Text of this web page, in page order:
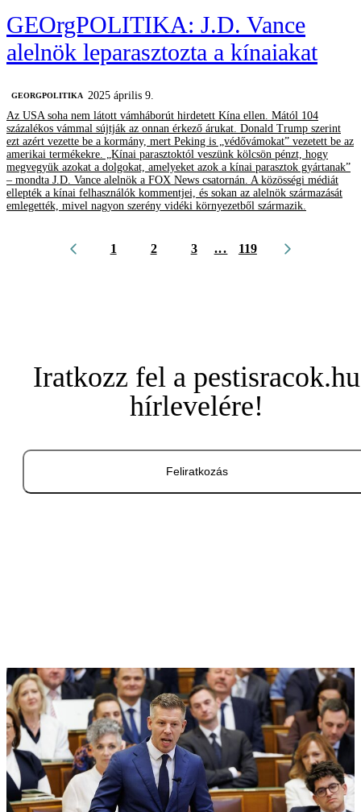
GEOrgPOLITIKA: J.D. Vance
alelnök leparasztozta a kínaiakat
‎GEORGPOLITIKA 2025 április 9.
Az USA soha nem látott vámháborút hirdetett Kína ellen. Mától 104
százalékos vámmal sújtják az onnan érkező árukat. Donald Trump szerint
ezt azért vezette be a kormány, mert Peking is „védővámokat” vezetett be az
amerikai termékekre. „Kínai parasztoktól veszünk kölcsön pénzt, hogy
megvegyük azokat a dolgokat, amelyeket azok a kínai parasztok gyártanak”
– mondta J.D. Vance alelnök a FOX News csatornán. A közösségi médiát
ellepték a kínai felhasználók kommentjei, és sokan az alelnök származását
emlegették, mivel nagyon szerény vidéki környezetből származik.
1 2 3 ... 119
Iratkozz fel a pestisracok.hu
hírlevelére!
Feliratkozás